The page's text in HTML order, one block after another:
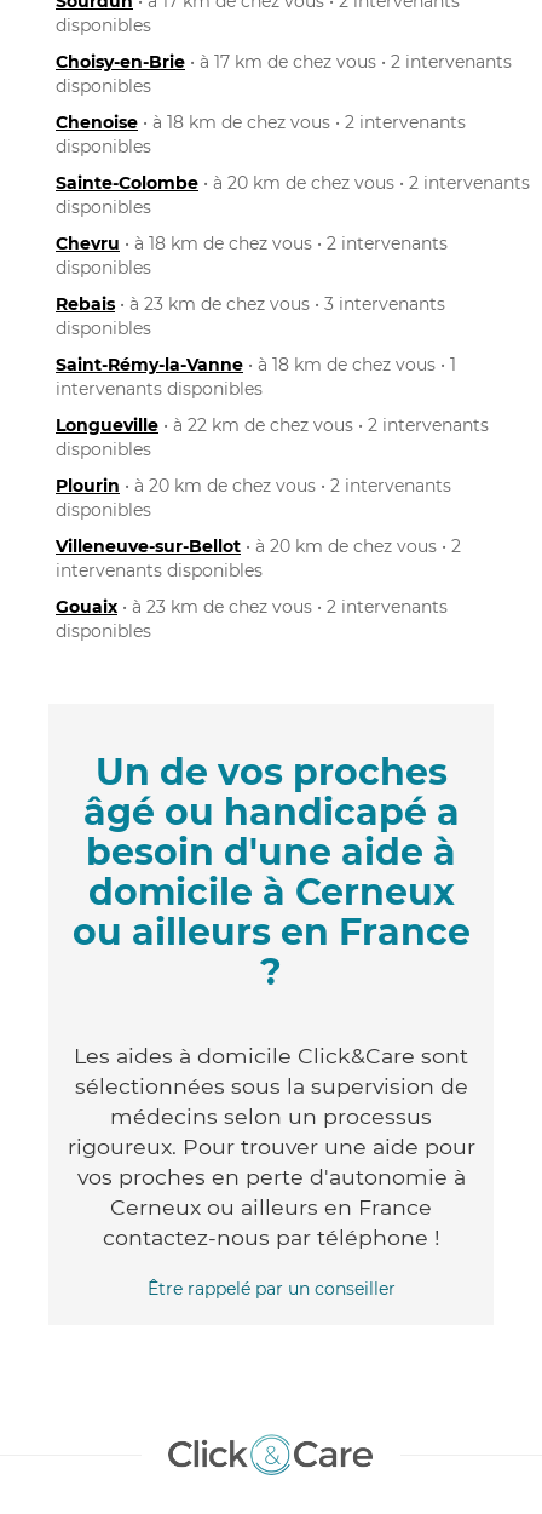
disponibles
Choisy-en-Brie • à 17 km de chez vous • 2 intervenants
disponibles
Chenoise • à 18 km de chez vous • 2 intervenants
disponibles
Sainte-Colombe • à 20 km de chez vous • 2 intervenants
disponibles
Chevru • à 18 km de chez vous • 2 intervenants
disponibles
Rebais • à 23 km de chez vous • 3 intervenants
disponibles
Saint-Rémy-la-Vanne • à 18 km de chez vous • 1
intervenants disponibles
Longueville • à 22 km de chez vous • 2 intervenants
disponibles
Plourin • à 20 km de chez vous • 2 intervenants
disponibles
Villeneuve-sur-Bellot • à 20 km de chez vous • 2
intervenants disponibles
Gouaix • à 23 km de chez vous • 2 intervenants
disponibles
Un de vos proches
âgé ou handicapé a
besoin d'une aide à
domicile à Cerneux
ou ailleurs en France
?
Les aides à domicile Click&Care sont
sélectionnées sous la supervision de
médecins selon un processus
rigoureux. Pour trouver une aide pour
vos proches en perte d'autonomie à
Cerneux ou ailleurs en France
contactez-nous par téléphone !
Être rappelé par un conseiller